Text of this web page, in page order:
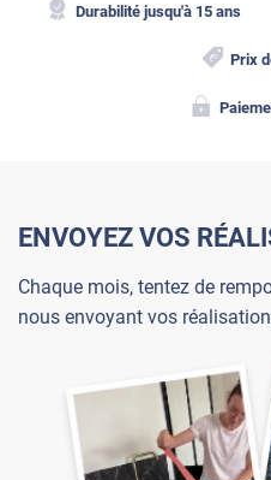
Durabilité jusqu'à 15 ans
Prix
ENVOYEZ VOS
Chaque mois, tentez de
nous envoyant vos